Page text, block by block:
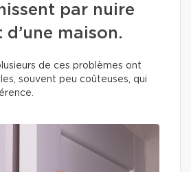
par nuire
maison.
de ces problèmes ont
souvent peu coûteuses, qui